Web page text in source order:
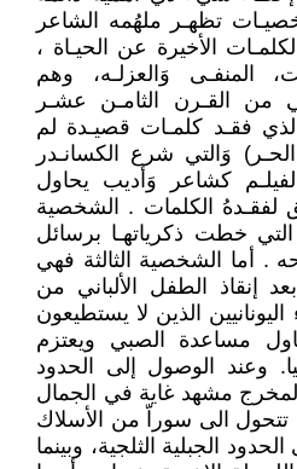
تظهـر ملهُمه الشاعر
الأخيرة عن الحيـاة ،
المنفـى وَالعزلـه، وهم
من القـرن الثامـن عشـر
فقـد كلمـات قصيـدة لم
وَالتي شرع الكسانـدر
كشاعر وَأديب يحاول
لفقـدهُ الكلمات . الشخصية
التي خطت ذكرياتهـا برسائل
أما الشخصية الثالثة فهي
إنقاذ الطفل الألباني من
اليونانيين الذين لا يستطيعون
مساعدة الصبي ويعتزم
وعند الوصول إلى الحدود
مشهد غاية في الجمال
الى سوراّ من الأسلاك
الجبلية الثلجية، وبينما